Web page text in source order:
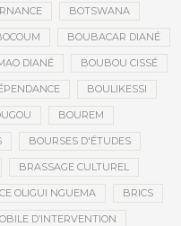
BOTSWANA
BOUBACAR DIANÉ
DIANÉ BOUBOU CISSÉ
BOULIKESSI
BOUREM
BOURSES D'ÉTUDES
BRASSAGE CULTUREL
OLIGUI NGUEMA BRICS
D’INTERVENTION